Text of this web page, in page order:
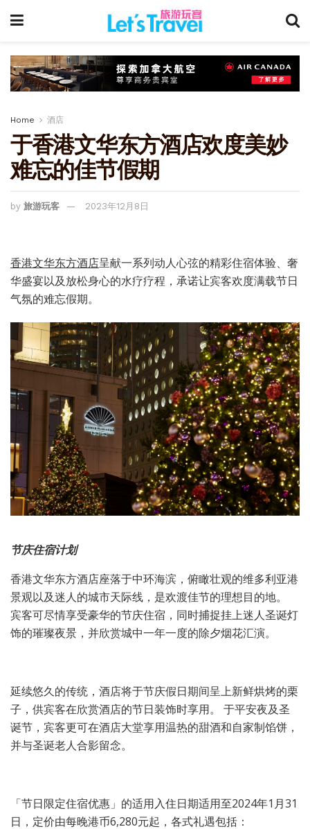
Home 酒店
于香港文华东方酒店欢度美妙
难忘的佳节假期
by 旅游玩客 2023年12月8日
香港文华东方酒店呈献一系列动人心弦的精彩住宿体验、奢
华盛宴以及放松身心的水疗疗程，承诺让宾客欢度满载节日
气氛的难忘假期。
节庆住宿计划
香港文华东方酒店座落于中环海滨，俯瞰壮观的维多利亚港
景观以及迷人的城市天际线，是欢渡佳节的理想目的地。
宾客可尽情享受豪华的节庆住宿，同时捕捉挂上迷人圣诞灯
饰的璀璨夜景，并欣赏城中一年一度的除夕烟花汇演。
延续悠久的传统，酒店将于节庆假日期间呈上新鲜烘烤的栗
子，供宾客在欣赏酒店的节日装饰时享用。 于平安夜及圣
诞节，宾客更可在酒店大堂享用温热的甜酒和自家制馅饼，
并与圣诞老人合影留念。
「节日限定住宿优惠」的适用入住日期适用至2024年1月31
日，定价由每晚港币6,280元起，各式礼遇包括：